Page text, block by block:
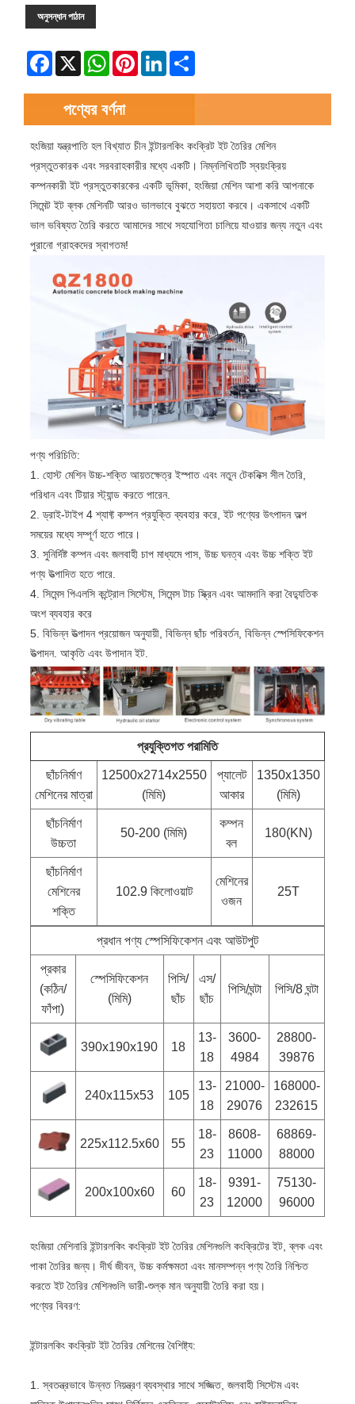
অনুসন্ধান পাঠান
Facebook
X WhatsAppPinterestLinkedIn
পণ্যের বর্ণনা
হংজিয়া যন্ত্রপাতি হল বিখ্যাত চীন ইন্টারলকিং কংক্রিট ইট তৈরির মেশিন
প্রস্তুতকারক এবং সরবরাহকারীর মধ্যে একটি। নিম্নলিখিতটি স্বয়ংক্রিয়
কম্পনকারী ইট প্রস্তুতকারকের একটি ভূমিকা, হংজিয়া মেশিন আশা করি আপনাকে
সিমেন্ট ইট ব্লক মেশিনটি আরও ভালভাবে বুঝতে সহায়তা করবে। একসাথে একটি
ভাল ভবিষ্যত তৈরি করতে আমাদের সাথে সহযোগিতা চালিয়ে যাওয়ার জন্য নতুন এবং
পুরানো গ্রাহকদের স্বাগতম!
পণ্য পরিচিতি:
1. হোস্ট মেশিন উচ্চ-শক্তি আয়তক্ষেত্র ইস্পাত এবং নতুন টেকনিক্স সীল তৈরি,
পরিধান এবং টিয়ার স্ট্যান্ড করতে পারেন.
2. ড্রাই-টাইপ 4 শ্যাফ্ট কম্পন প্রযুক্তি ব্যবহার করে, ইট পণ্যের উৎপাদন অল্প
সময়ের মধ্যে সম্পূর্ণ হতে পারে।
3. সুনির্দিষ্ট কম্পন এবং জলবাহী চাপ মাধ্যমে পাস, উচ্চ ঘনত্ব এবং উচ্চ শক্তি ইট
পণ্য উত্পাদিত হতে পারে.
4. সিমেন্স পিএলসি কন্ট্রোল সিস্টেম, সিমেন্স টাচ স্ক্রিন এবং আমদানি করা বৈদ্যুতিক
অংশ ব্যবহার করে
5. বিভিন্ন উত্পাদন প্রয়োজন অনুযায়ী, বিভিন্ন ছাঁচ পরিবর্তন, বিভিন্ন স্পেসিফিকেশন
উত্পাদন. আকৃতি এবং উপাদান ইট.
প্রযুক্তিগত পরামিতি
ছাঁচনির্মাণ
মেশিনের মাত্রা
12500x2714x2550
(মিমি)
প্যালেট
আকার
1350x1350
(মিমি)
ছাঁচনির্মাণ
উচ্চতা
50-200 (মিমি)
কম্পন
বল
180(KN)
ছাঁচনির্মাণ
মেশিনের
শক্তি
102.9 কিলোওয়াট
মেশিনের
ওজন
25T
প্রধান পণ্য স্পেসিফিকেশন এবং আউটপুট
প্রকার
(কঠিন/
ফাঁপা)
স্পেসিফিকেশন
(মিমি)
পিসি/
ছাঁচ
এস/
ছাঁচ
পিসি/ঘন্টা পিসি/8 ঘন্টা
390x190x190 18
13-
18
3600-
4984
28800-
39876
240x115x53 105
13-
18
21000-
29076
168000-
232615
225x112.5x60 55
18-
23
8608-
11000
68869-
88000
200x100x60 60
18-
23
9391-
12000
75130-
96000
হংজিয়া মেশিনারি ইন্টারলকিং কংক্রিট ইট তৈরির মেশিনগুলি কংক্রিটের ইট, ব্লক এবং
পাকা তৈরির জন্য। দীর্ঘ জীবন, উচ্চ কর্মক্ষমতা এবং মানসম্পন্ন পণ্য তৈরি নিশ্চিত
করতে ইট তৈরির মেশিনগুলি ভারী-শুল্ক মান অনুযায়ী তৈরি করা হয়।
পণ্যের বিবরণ:
ইন্টারলকিং কংক্রিট ইট তৈরির মেশিনের বৈশিষ্ট্য:
1. স্বতন্ত্রভাবে উন্নত নিয়ন্ত্রণ ব্যবস্থার সাথে সজ্জিত, জলবাহী সিস্টেম এবং